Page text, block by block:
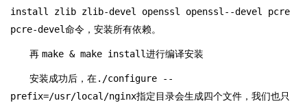
install zlib zlib-devel openssl openssl--devel pcre
pcre-devel命令，安装所有依赖。
再 make & make install进行编译安装
安装成功后，在./configure --
prefix=/usr/local/nginx指定目录会生成四个文件，我们也只